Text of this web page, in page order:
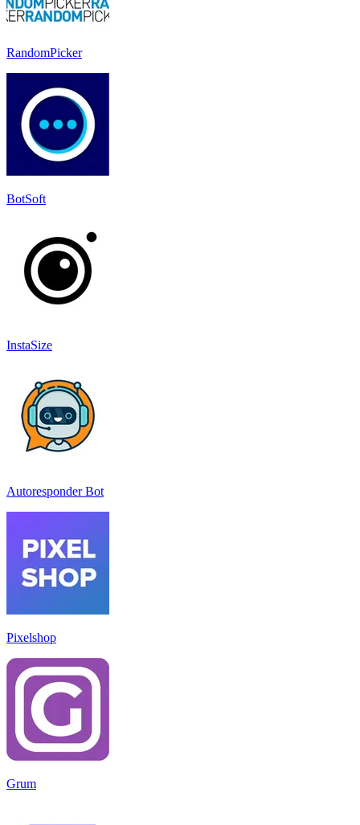
RandomPicker
BotSoft
InstaSize
Autoresponder Bot
Pixelshop
Grum